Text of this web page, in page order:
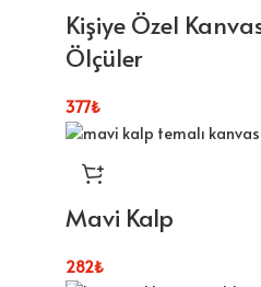
Kişiye Özel
Ölçüler
377₺
Mavi Kalp
282₺